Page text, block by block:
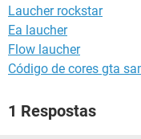
Laucher rockstar
Ea laucher
Flow laucher
Código de cores gta
1 Respostas